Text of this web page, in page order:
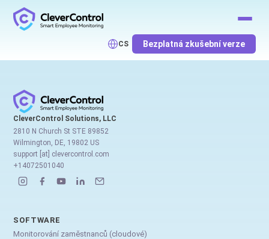
CS Bezplatná zkušební verze
CleverControl Solutions, LLC
2810 N Church St STE 89852
Wilmington, DE, 19802 US
support [at] clevercontrol.com
+14072501040
SOFTWARE
Monitorování zaměstnanců (cloudové)